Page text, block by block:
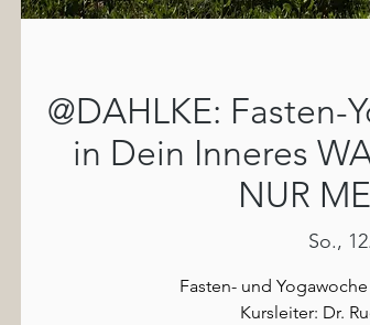
@DAHLKE: Fasten-
in Dein Inneres
NUR
So.,
Fasten- und
Kursleiter: Dr.